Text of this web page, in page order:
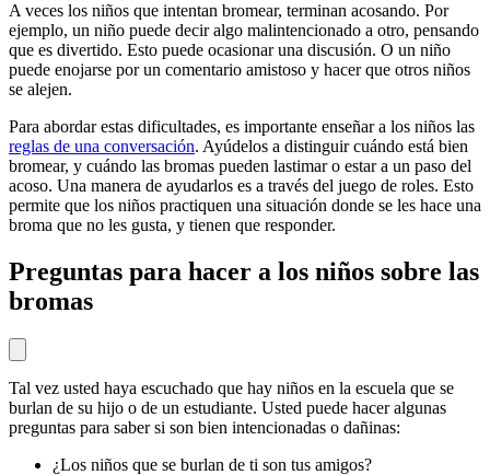
A veces los niños que intentan bromear, terminan acosando. Por
ejemplo, un niño puede decir algo malintencionado a otro, pensando
que es divertido. Esto puede ocasionar una discusión. O un niño
puede enojarse por un comentario amistoso y hacer que otros niños
se alejen.
Para abordar estas dificultades, es importante enseñar a los niños las
reglas de una conversación. Ayúdelos a distinguir cuándo está bien
bromear, y cuándo las bromas pueden lastimar o estar a un paso del
acoso. Una manera de ayudarlos es a través del juego de roles. Esto
permite que los niños practiquen una situación donde se les hace una
broma que no les gusta, y tienen que responder.
Preguntas para hacer a los niños sobre las
bromas
Tal vez usted haya escuchado que hay niños en la escuela que se
burlan de su hijo o de un estudiante. Usted puede hacer algunas
preguntas para saber si son bien intencionadas o dañinas:
¿Los niños que se burlan de ti son tus amigos?